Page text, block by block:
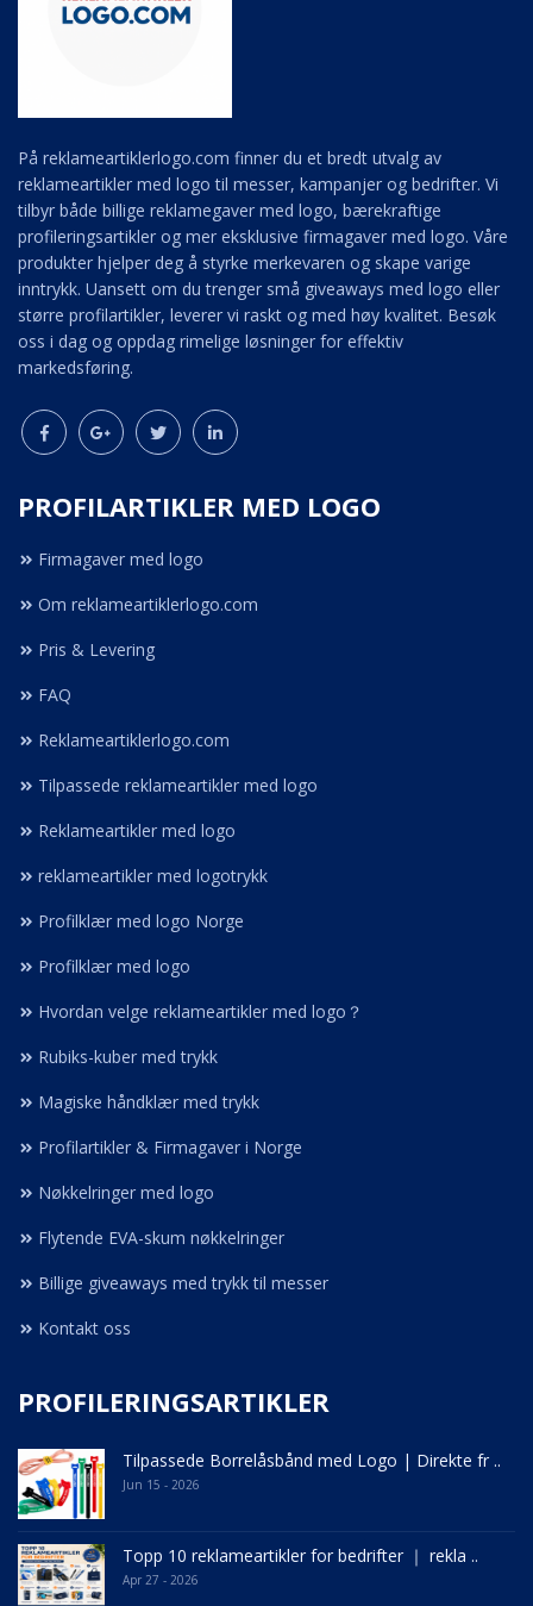
På reklameartiklerlogo.com finner du et bredt utvalg av
reklameartikler med logo til messer, kampanjer og bedrifter. Vi
tilbyr både billige reklamegaver med logo, bærekraftige
profileringsartikler og mer eksklusive firmagaver med logo. Våre
produkter hjelper deg å styrke merkevaren og skape varige
inntrykk. Uansett om du trenger små giveaways med logo eller
større profilartikler, leverer vi raskt og med høy kvalitet. Besøk
oss i dag og oppdag rimelige løsninger for effektiv
markedsføring.
PROFILARTIKLER MED LOGO
Firmagaver med logo
Om reklameartiklerlogo.com
Pris & Levering
FAQ
Reklameartiklerlogo.com
Tilpassede reklameartikler med logo
Reklameartikler med logo
reklameartikler med logotrykk
Profilklær med logo Norge
Profilklær med logo
Hvordan velge reklameartikler med logo？
Rubiks-kuber med trykk
Magiske håndklær med trykk
Profilartikler & Firmagaver i Norge
Nøkkelringer med logo
Flytende EVA-skum nøkkelringer
Billige giveaways med trykk til messer
Kontakt oss
PROFILERINGSARTIKLER
Tilpassede Borrelåsbånd med Logo | Direkte fr ..
Jun 15 - 2026
Topp 10 reklameartikler for bedrifter ｜ rekla ..
Apr 27 - 2026